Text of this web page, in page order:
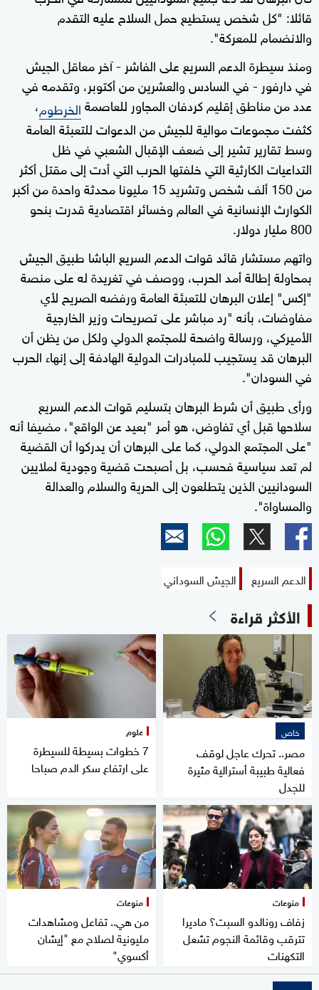
قائلا: "كل شخص يستطيع حمل السلاح عليه التقدم
والانضمام للمعركة".
ومنذ سيطرة الدعم السريع على الفاشر - آخر معاقل الجيش
في دارفور - في السادس والعشرين من أكتوبر، وتقدمه في
عدد من مناطق إقليم كردفان المجاور للعاصمةالخرطوم،
كثفت مجموعات موالية للجيش من الدعوات للتعبئة العامة
وسط تقارير تشير إلى ضعف الإقبال الشعبي في ظل
التداعيات الكارثية التي خلفتها الحرب التي أدت إلى مقتل أكثر
من 150 ألف شخص وتشريد 15 مليونا محدثة واحدة من أكبر
الكوارث الإنسانية في العالم وخسائر اقتصادية قدرت بنحو
800 مليار دولار.
واتهم مستشار قائد قوات الدعم السريع الباشا طبيق الجيش
بمحاولة إطالة أمد الحرب، ووصف في تغريدة له على منصة
"إكس" إعلان البرهان للتعبئة العامة ورفضه الصريح لأي
مفاوضات، بأنه "رد مباشر على تصريحات وزير الخارجية
الأميركي، ورسالة واضحة للمجتمع الدولي ولكل من يظن أن
البرهان قد يستجيب للمبادرات الدولية الهادفة إلى إنهاء الحرب
في السودان".
ورأى طبيق أن شرط البرهان بتسليم قوات الدعم السريع
سلاحها قبل أي تفاوض، هو أمر "بعيد عن الواقع"، مضيفا أنه
"على المجتمع الدولي، كما على البرهان أن يدركوا أن القضية
لم تعد سياسية فحسب، بل أصبحت قضية وجودية لملايين
السودانيين الذين يتطلعون إلى الحرية والسلام والعدالة
والمساواة".
الدعم السريع الجيش السوداني
الأكثر قراءة
خاص
مصر.. تحرك عاجل لوقف
فعالية طبيبة أسترالية مثيرة
للجدل
علوم
7 خطوات بسيطة للسيطرة
على ارتفاع سكر الدم صباحا
منوعات
زفاف رونالدو السبت؟ ماديرا
تترقب وقائمة النجوم تشعل
التكهنات
منوعات
من هي.. تفاعل ومشاهدات
مليونية لصلاح مع "إيشان
أكسوي"